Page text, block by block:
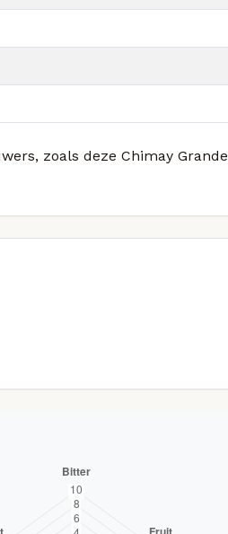
zoals deze Chimay Grande